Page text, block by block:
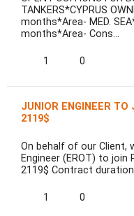
TANKERS*CYPRUS
months*Area- MED.
months*Area- Cons…
1 0
JUNIOR ENGINEER TO
2119$
On behalf of our Client,
Engineer (EROT) to join
2119$ Contract
1 0